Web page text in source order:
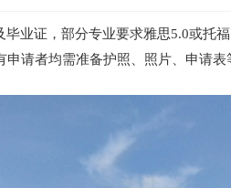
业证，部分专业要求雅思5.0或托
请者均需准备护照、照片、申请表